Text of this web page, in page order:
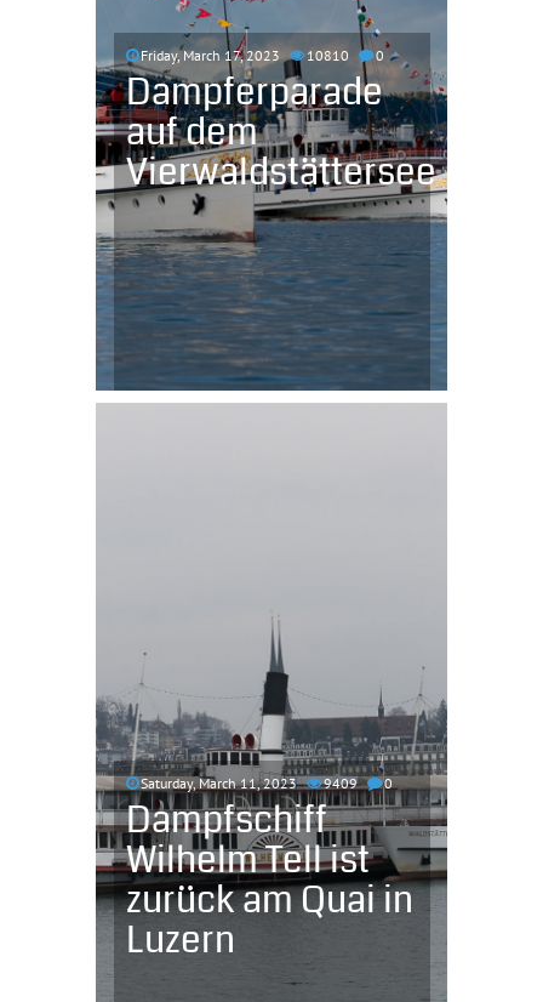
Friday, March 17, 2023 10810 0
Dampferparade
auf dem
Vierwaldstättersee
Saturday, March 11, 2023 9409 0
Dampfschiff
Wilhelm Tell ist
zurück am Quai in
Luzern